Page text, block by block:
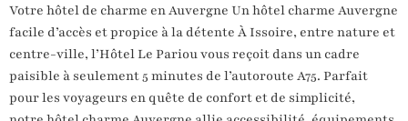
Votre hôtel de charme en Auvergne Un hôtel charme Auvergne
facile d’accès et propice à la détente À Issoire, entre nature et
centre-ville, l’Hôtel Le Pariou vous reçoit dans un cadre
paisible à seulement 5 minutes de l’autoroute A75. Parfait
pour les voyageurs en quête de confort et de simplicité,